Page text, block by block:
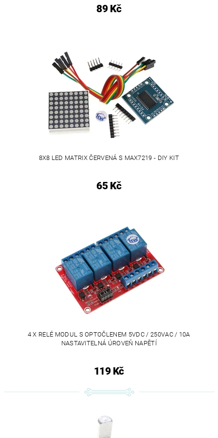
89 Kč
8X8 LED MATRIX ČERVENÁ S MAX7219 - DIY KIT
65 Kč
4 X RELÉ MODUL S OPTOČLENEM 5VDC / 250VAC / 10A
NASTAVITELNÁ ÚROVEŇ NAPĚTÍ
119 Kč